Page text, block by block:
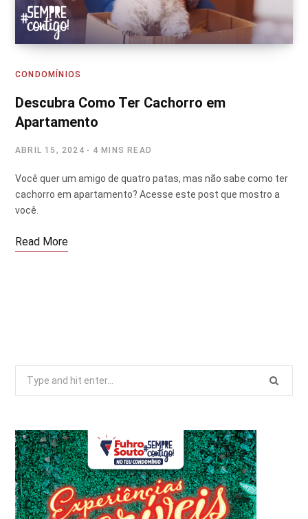
CONDOMÍNIOS
Descubra Como Ter Cachorro em
Apartamento
ABRIL 15, 2024 4 MINS READ
Você quer um amigo de quatro patas, mas não sabe como ter
cachorro em apartamento? Acesse este post que mostro a
você.
Read More
Search